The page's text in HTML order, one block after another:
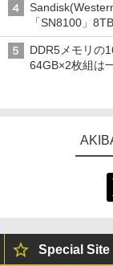
「SN8100」
DDR5メモリの
64GB×2枚組は
Special Site